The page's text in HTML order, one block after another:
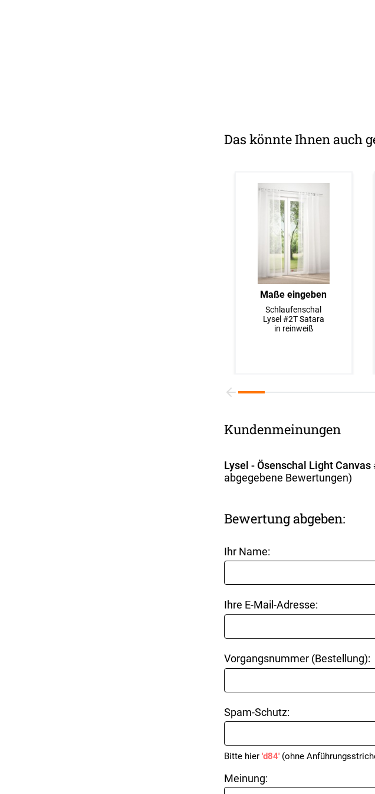
Das könnte Ihnen auch
Maße eingeben
Schlaufenschal
Lysel #2T Satara
in reinweiß
Kundenmeinungen
Lysel - Ösenschal Light
abgegebene Bewertungen)
Bewertung abgeben:
Ihr Name:
Ihre E-Mail-Adresse:
Vorgangsnummer (Bestellung):
Spam-Schutz:
Bitte hier 'd84'(ohne
Meinung: